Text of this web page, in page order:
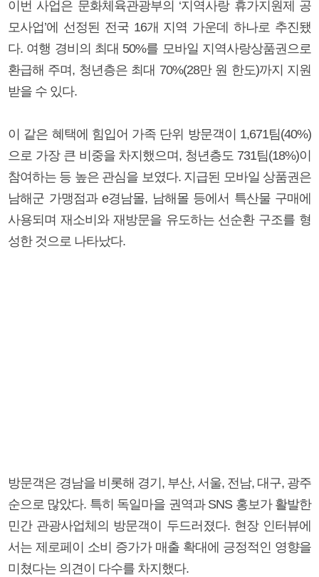
이번 사업은 문화체육관광부의 ‘지역사랑 휴가지원제 공
모사업’에 선정된 전국 16개 지역 가운데 하나로 추진됐
다. 여행 경비의 최대 50%를 모바일 지역사랑상품권으로
환급해 주며, 청년층은 최대 70%(28만 원 한도)까지 지원
받을 수 있다.
이 같은 혜택에 힘입어 가족 단위 방문객이 1,671팀(40%)
으로 가장 큰 비중을 차지했으며, 청년층도 731팀(18%)이
참여하는 등 높은 관심을 보였다. 지급된 모바일 상품권은
남해군 가맹점과 e경남몰, 남해몰 등에서 특산물 구매에
사용되며 재소비와 재방문을 유도하는 선순환 구조를 형
성한 것으로 나타났다.
방문객은 경남을 비롯해 경기, 부산, 서울, 전남, 대구, 광주
순으로 많았다. 특히 독일마을 권역과 SNS 홍보가 활발한
민간 관광사업체의 방문객이 두드러졌다. 현장 인터뷰에
서는 제로페이 소비 증가가 매출 확대에 긍정적인 영향을
미쳤다는 의견이 다수를 차지했다.